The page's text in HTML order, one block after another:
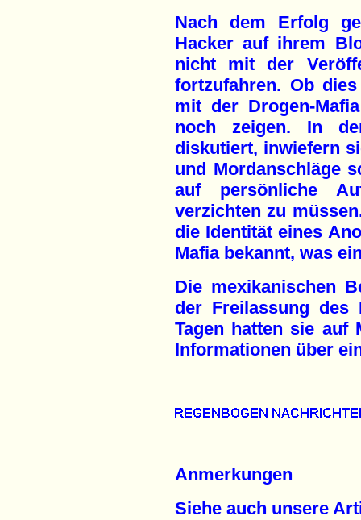
Nach dem Erfolg
Hacker auf ihrem
nicht mit der
fortzufahren. Ob
mit der Drogen-
noch zeigen. In
diskutiert, inwiefern
und Mordanschläge
auf persönliche
verzichten zu
die Identität eines
Mafia bekannt, was
Die mexikanischen
der Freilassung des
Tagen hatten sie auf
Informationen über
Anmerkungen
Siehe auch unsere